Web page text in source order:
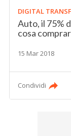
DIGITAL
Auto, il 75%
cosa
15 Mar 2018
Condividi